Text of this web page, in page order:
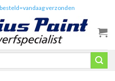
verzonden